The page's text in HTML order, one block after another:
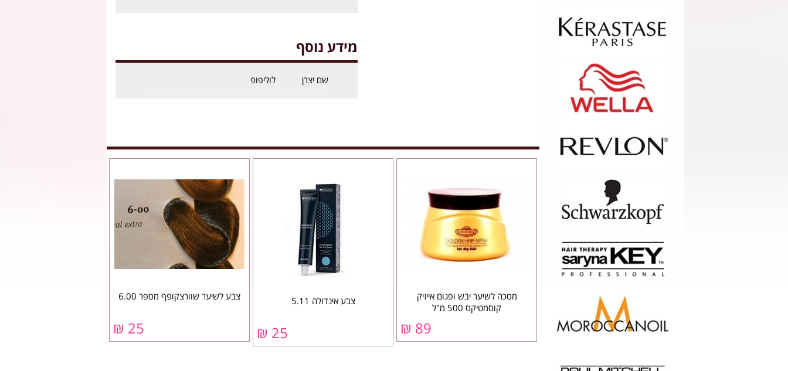
מידע נוסף
שם יצרן לוליפופ
מסכה לשיער יבש ופגום אייזיק
קוסמטיקס 500 מ"ל
89 ₪
צבע אינדולה 5.11
25 ₪
צבע לשיער שוורצקופף מספר 6.00
25 ₪